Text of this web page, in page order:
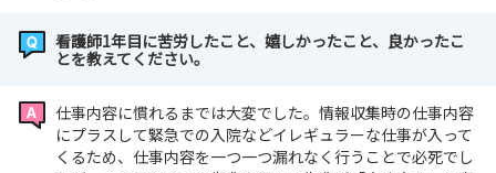
看護師1年目に苦労したこと、嬉しかったこと、良かったこ
とを教えてください。
仕事内容に慣れるまでは大変でした。情報収集時の仕事内容
にプラスして緊急での入院などイレギュラーな仕事が入って
くるため、仕事内容を一つ一つ漏れなく行うことで必死でし